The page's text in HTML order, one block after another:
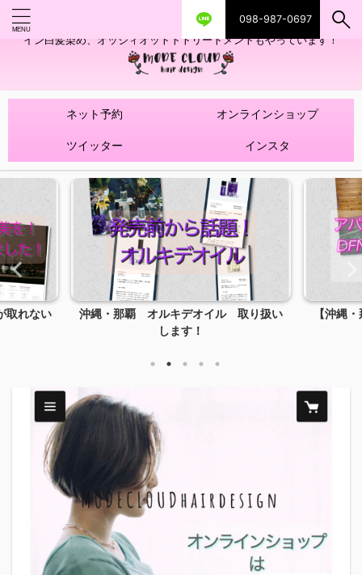
098-987-0697
艶ツヤヘアカラー！髪質改善トリートメントやハイライトを使ったデザ
イン白髪染め、オッジィオットトトリートメントもやっています！
ネット予約 オンラインショップ
ツイッター インスタ
取れない
沖縄・那覇 オルキデオイル 取り扱い
します！
【沖縄